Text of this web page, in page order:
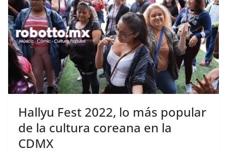
Hallyu Fest 2022, lo más popular
de la cultura coreana en la
CDMX